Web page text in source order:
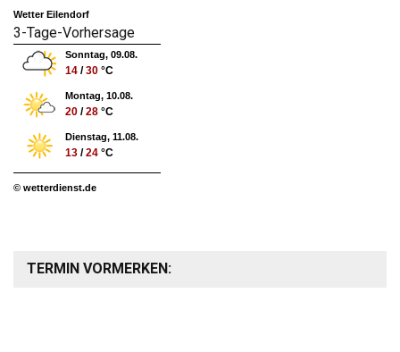
Wetter Eilendorf
3-Tage-Vorhersage
Sonntag, 09.08.
14 /30 °C
Montag, 10.08.
20 /28 °C
Dienstag, 11.08.
13 /24 °C
© wetterdienst.de
TERMIN VORMERKEN: